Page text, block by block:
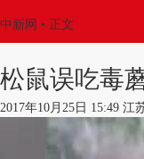
中新网 • 正文
松鼠误吃毒
2017年10月25日 15:49 江